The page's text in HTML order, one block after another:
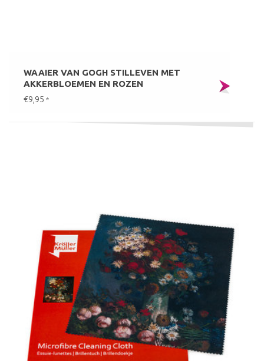
WAAIER VAN GOGH STILLEVEN MET
AKKERBLOEMEN EN ROZEN
€9,95 *